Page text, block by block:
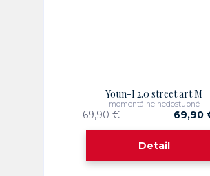
Youn-I 2.0 street art M
69,90 € 69,90
momentálne nedostupné
Detail